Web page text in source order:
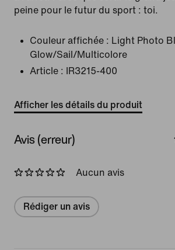
peine pour le futur du sport : toi.
Couleur affichée : Light Photo
Glow/Sail/Multicolore
Article :
IR3215-400
Afficher les détails du produit
Avis (erreur)
Aucun avis
Rédiger un avis